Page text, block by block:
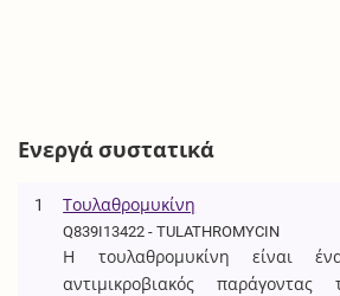
Ενεργά συστατικά
1 Τουλαθρομυκίνη
Q839I13422 - TULATHROMYCIN
Η τουλαθρομυκίνη είναι
αντιμικροβιακός